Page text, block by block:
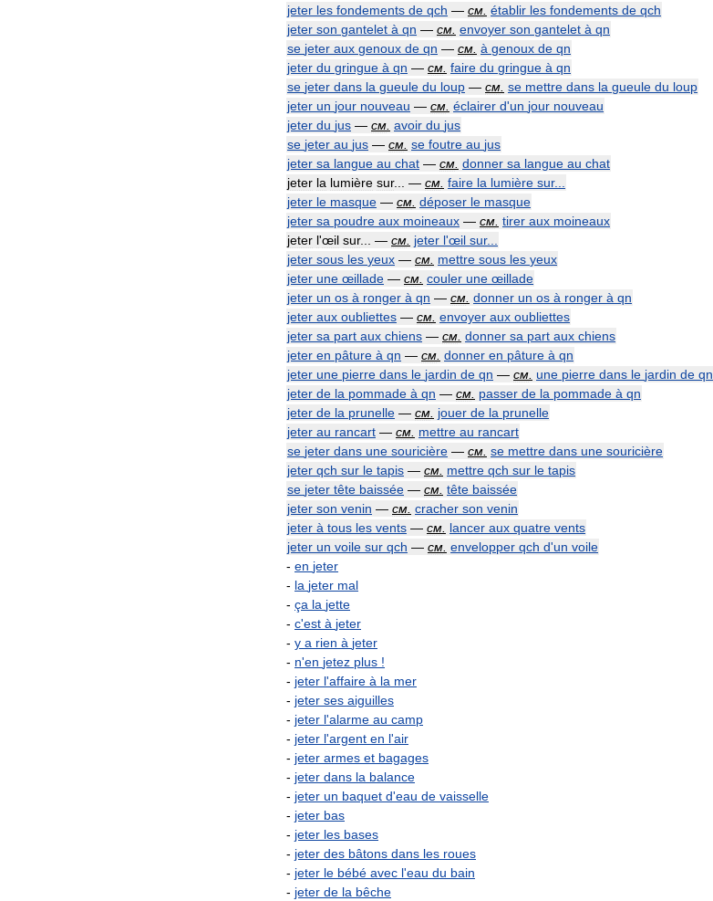
jeter les fondements de qch — см établir les fondements de qch
jeter son gantelet à qn — см envoyer son gantelet à qn
se jeter aux genoux de qn — см à genoux de qn
jeter du gringue à qn — см faire du gringue à qn
se jeter dans la gueule du loup — см se mettre dans la gueule du loup
jeter un jour nouveau — см éclairer d'un jour nouveau
jeter du jus — см avoir du jus
se jeter au jus — см se foutre au jus
jeter sa langue au chat — см donner sa langue au chat
jeter la lumière sur... — см faire la lumière sur...
jeter le masque — см déposer le masque
jeter sa poudre aux moineaux — см tirer aux moineaux
jeter l'œil sur... — см jeter l'œil sur...
jeter sous les yeux — см mettre sous les yeux
jeter une œillade — см couler une œillade
jeter un os à ronger à qn — см donner un os à ronger à qn
jeter aux oubliettes — см envoyer aux oubliettes
jeter sa part aux chiens — см donner sa part aux chiens
jeter en pâture à qn — см donner en pâture à qn
jeter une pierre dans le jardin de qn — см une pierre dans le jardin de qn
jeter de la pommade à qn — см passer de la pommade à qn
jeter de la prunelle — см jouer de la prunelle
jeter au rancart — см mettre au rancart
se jeter dans une souricière — см se mettre dans une souricière
jeter qch sur le tapis — см mettre qch sur le tapis
se jeter tête baissée — см tête baissée
jeter son venin — см cracher son venin
jeter à tous les vents — см lancer aux quatre vents
jeter un voile sur qch — см envelopper qch d'un voile
- en jeter
- la jeter mal
- ça la jette
- c'est à jeter
- y a rien à jeter
- n'en jetez plus !
- jeter l'affaire à la mer
- jeter ses aiguilles
- jeter l'alarme au camp
- jeter l'argent en l'air
- jeter armes et bagages
- jeter dans la balance
- jeter un baquet d'eau de vaisselle
- jeter bas
- jeter les bases
- jeter des bâtons dans les roues
- jeter le bébé avec l'eau du bain
- jeter de la bêche